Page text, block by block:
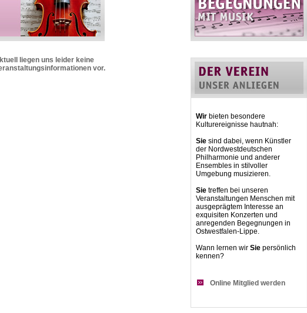
liegen uns leider keine
vor.
Wir bieten besondere
Kulturereignisse hautnah:
Sie sind dabei, wenn Künstler
der Nordwestdeutschen
Philharmonie und anderer
Ensembles in stilvoller
Umgebung musizieren.
Sie treffen bei unseren
Veranstaltungen Menschen mit
ausgeprägtem Interesse an
exquisiten Konzerten und
anregenden Begegnungen in
Ostwestfalen-Lippe.
Wann lernen wir Sie persönlich
kennen?
Online Mitglied werden